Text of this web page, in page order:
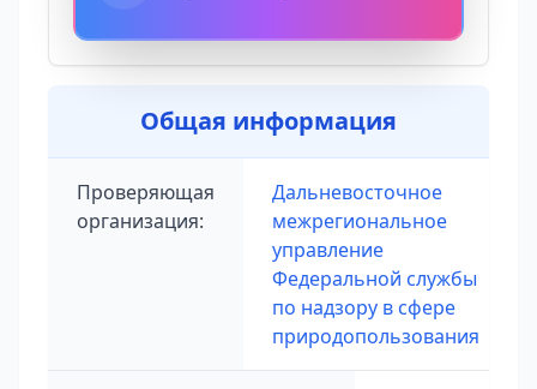
Общая информация
Проверяющая
организация:
Дальневосточное
межрегиональное
управление
Федеральной службы
по надзору в сфере
природопользования